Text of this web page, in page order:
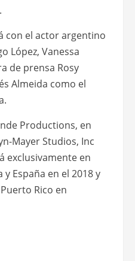
con el actor argentino
López, Vanessa
de prensa Rosy
Almeida como el
Productions, en
Mayer Studios, Inc
exclusivamente en
España en el 2018 y
Rico en